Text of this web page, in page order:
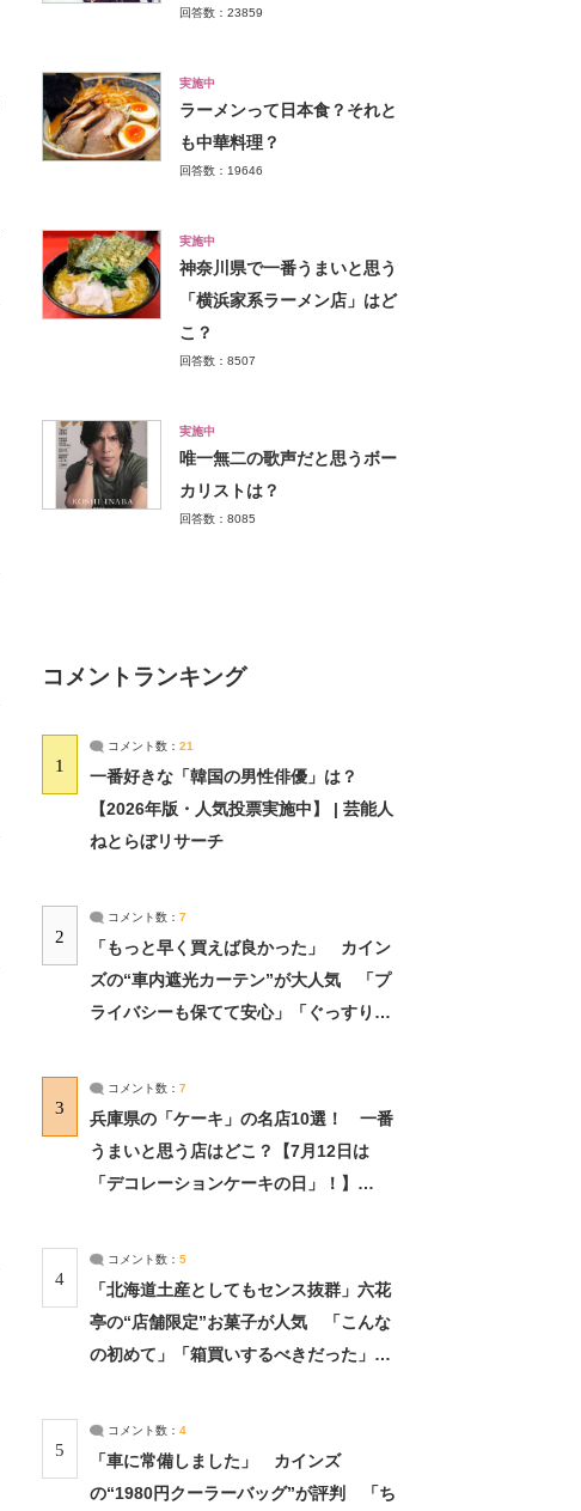
回答数：23859
実施中
ラーメンって日本食？それと
も中華料理？
回答数：19646
実施中
神奈川県で一番うまいと思う
「横浜家系ラーメン店」はど
こ？
回答数：8507
実施中
唯一無二の歌声だと思うボー
カリストは？
回答数：8085
コメントランキング
1
コメント数： 21
一番好きな「韓国の男性俳優」は？
【2026年版・人気投票実施中】 | 芸能人
ねとらぼリサーチ
2
コメント数： 7
「もっと早く買えば良かった」 カイン
ズの“車内遮光カーテン”が大人気 「プ
ライバシーも保てて安心」「ぐっすり眠
3
コメント数： 7
兵庫県の「ケーキ」の名店10選！ 一番
うまいと思う店はどこ？【7月12日は
「デコレーションケーキの日」！】
4
コメント数： 5
「北海道土産としてもセンス抜群」六花
亭の“店舗限定”お菓子が人気 「こんな
の初めて」「箱買いするべきだった」
5
コメント数： 4
「車に常備しました」 カインズ
の“1980円クーラーバッグ”が評判 「ち